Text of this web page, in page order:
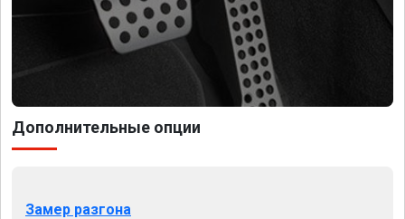
Дополнительные опции
Замер разгона